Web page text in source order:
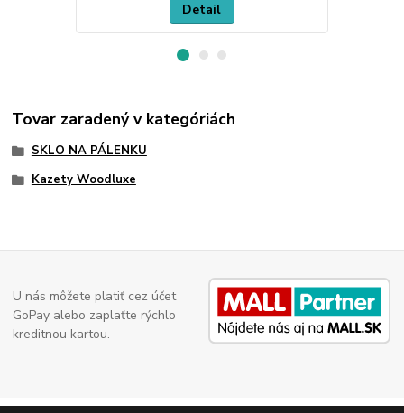
Detail
Tovar zaradený v kategóriách
SKLO NA PÁLENKU
Kazety Woodluxe
U nás môžete platiť cez účet
GoPay alebo zaplaťte rýchlo
kreditnou kartou.